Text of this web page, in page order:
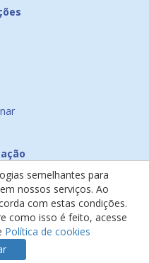
semelhantes para
nossos serviços. Ao
com estas condições.
como isso é feito, acesse
Política de cookies